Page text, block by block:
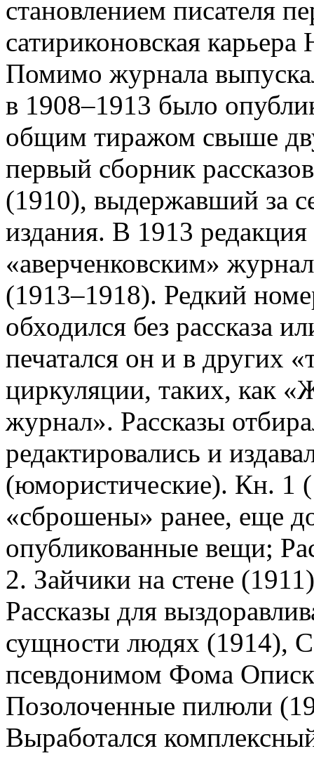
становлением писателя
сатириконовская
Помимо журнала
в 1908–1913 было
общим тиражом свыше
первый сборник
(1910), выдержавший за
издания. В 1913
«аверченковским»
(1913–1918). Редкий
обходился без рассказа
печатался он и в других
циркуляции, таких, как
журнал». Рассказы
редактировались и
(юмористические). Кн. 1
«сброшены» ранее, еще
опубликованные вещи;
2. Зайчики на стене
Рассказы для
сущности людях (1914),
псевдонимом Фома
Позолоченные пилюли
Выработался